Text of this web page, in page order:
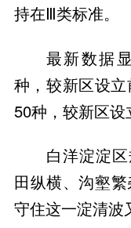
持在Ⅲ类标准。
最新数据
种，较新区设
50种，较新区设
白洋淀淀
田纵横、沟壑
守住这一淀清波